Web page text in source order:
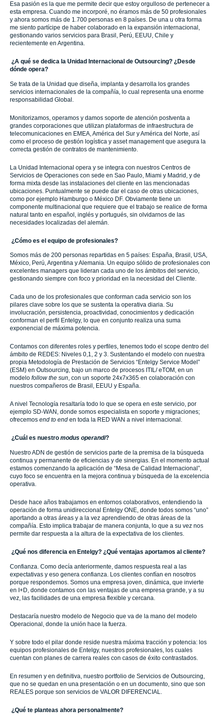
Esa pasión es la que me permite decir que estoy orgulloso de pertenecer a
esta empresa. Cuando me incorporé, no éramos más de 50 profesionales
y ahora somos más de 1.700 personas en 8 países. De una u otra forma
me siento partícipe de haber colaborado en la expansión internacional,
gestionando varios servicios para Brasil, Perú, EEUU, Chile y
recientemente en Argentina.
¿A qué se dedica la Unidad Internacional de Outsourcing? ¿Desde
dónde opera?
Se trata de la Unidad que diseña, implanta y desarrolla los grandes
servicios internacionales de la compañía, lo cual representa una enorme
responsabilidad Global.
Monitorizamos, operamos y damos soporte de atención postventa a
grandes corporaciones que utilizan plataformas de infraestructura de
telecomunicaciones en EMEA, América del Sur y América del Norte, así
como el proceso de gestión logística y asset management que asegura la
correcta gestión de contratos de mantenimiento.
La Unidad Internacional opera y se integra con nuestros Centros de
Servicios de Operaciones con sede en Sao Paulo, Miami y Madrid, y de
forma mixta desde las instalaciones del cliente en las mencionadas
ubicaciones. Puntualmente se puede dar el caso de otras ubicaciones,
como por ejemplo Hamburgo o México DF. Obviamente tiene un
componente multinacional que requiere que el trabajo se realice de forma
natural tanto en español, inglés y portugués, sin olvidarnos de las
necesidades localizadas del alemán.
¿Cómo es el equipo de profesionales?
Somos más de 200 personas repartidas en 5 países: España, Brasil, USA,
México, Perú, Argentina y Alemania. Un equipo sólido de profesionales con
excelentes managers que lideran cada uno de los ámbitos del servicio,
gestionando siempre con foco y prioridad en la necesidad del Cliente.
Cada uno de los profesionales que conforman cada servicio son los
pilares clave sobre los que se sustenta la operativa diaria. Su
involucración, persistencia, proactividad, conocimientos y dedicación
conforman el perfil Entelgy, lo que en conjunto realiza una suma
exponencial de máxima potencia.
Contamos con diferentes roles y perfiles, tenemos todo el scope dentro del
ámbito de REDES: Niveles 0,1, 2 y 3. Sustentando el modelo con nuestra
propia Metodología de Prestación de Servicios “Entelgy Service Model”
(ESM) en Outsourcing, bajo un marco de procesos ITIL/ eTOM, en un
modelo follow the sun, con un soporte 24x7x365 en colaboración con
nuestros compañeros de Brasil, EEUU y España.
A nivel Tecnología resaltaría todo lo que se opera en este servicio, por
ejemplo SD-WAN, donde somos especialista en soporte y migraciones;
ofrecemos end to end en toda la RED WAN a nivel internacional.
¿Cuál es nuestro modus operandi?
Nuestro ADN de gestión de servicios parte de la premisa de la búsqueda
continua y permanente de eficiencias y de sinergias. En el momento actual
estamos comenzando la aplicación de “Mesa de Calidad Internacional”,
cuyo foco se encuentra en la mejora continua y búsqueda de la excelencia
operativa.
Desde hace años trabajamos en entornos colaborativos, entendiendo la
operación de forma unidireccional Entelgy ONE, donde todos somos “uno”
aportando a otras áreas y a la vez aprendiendo de otras áreas de la
compañía. Esto implica trabajar de manera conjunta, lo que a su vez nos
permite dar respuesta a la altura de la expectativa de los clientes.
¿Qué nos diferencia en Entelgy? ¿Qué ventajas aportamos al cliente?
Confianza. Como decía anteriormente, damos respuesta real a las
expectativas y eso genera confianza. Los clientes confían en nosotros
porque respondemos. Somos una empresa joven, dinámica, que invierte
en I+D, donde contamos con las ventajas de una empresa grande, y a su
vez, las facilidades de una empresa flexible y cercana.
Destacaría nuestro modelo de Negocio que va de la mano del modelo
Operacional, donde la unión hace la fuerza.
Y sobre todo el pilar donde reside nuestra máxima tracción y potencia: los
equipos profesionales de Entelgy, nuestros profesionales, los cuales
cuentan con planes de carrera reales con casos de éxito contrastados.
En resumen y en definitiva, nuestro portfolio de Servicios de Outsourcing,
que no se quedan en una presentación o en un documento, sino que son
REALES porque son servicios de VALOR DIFERENCIAL.
¿Qué te planteas ahora personalmente?